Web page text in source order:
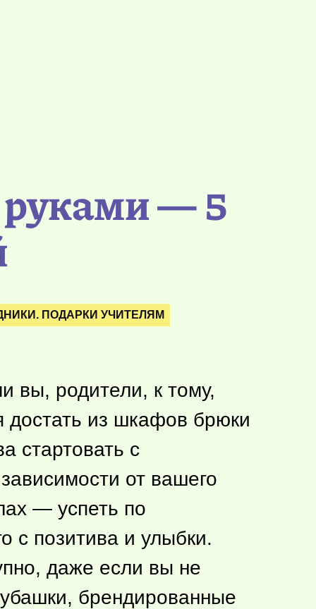
— 5
ПОДАРКИ УЧИТЕЛЯМ
вы, родители, к тому,
достать из шкафов брюки
стартовать с
от вашего
— успеть по
с позитива и улыбки.
даже если вы не
брендированные